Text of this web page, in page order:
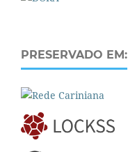
PRESERVADO EM: